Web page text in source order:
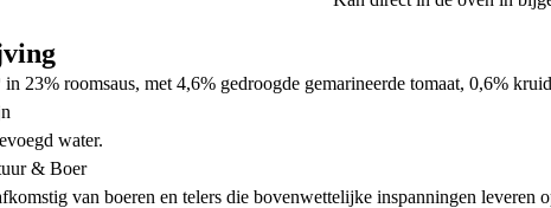
in 23% roomsaus, met 4,6% gedroogde gemarineerde tomaat, 0,6%
water.
& Boer
van boeren en telers die bovenwettelijke inspanningen leveren